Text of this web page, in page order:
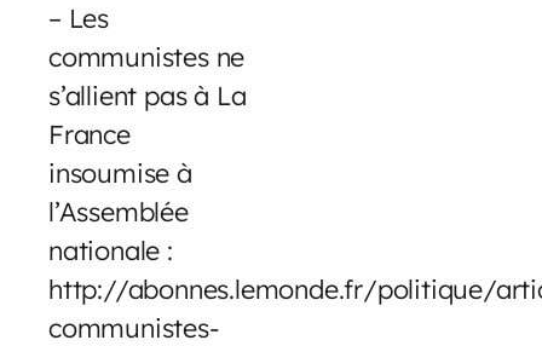
– Les
communistes ne
s’allient pas à La
France
insoumise à
l’Assemblée
nationale :
http://abonnes.lemonde.fr/politique/
communistes-